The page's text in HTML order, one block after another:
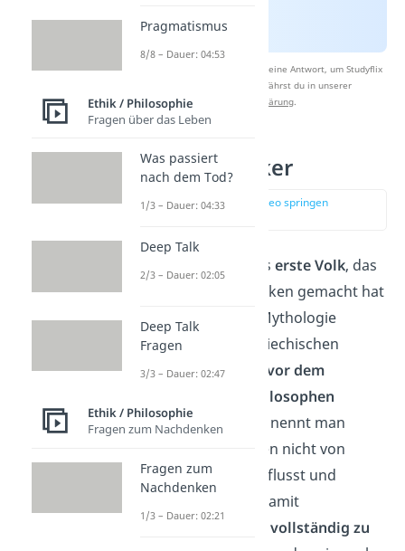
Nach Beantwortung speichern wir deine Antwort, um Studyflix
zu verbessern. Mehr dazu erfährst du in unserer
Datenschutzerklärung.
Die Vorsokratiker
zur Stelle im Video springen
Die Griechen waren das erste Volk, das
sich um die Welt Gedanken gemacht hat
und dabei nicht in die Mythologie
ausgewichen ist. Die griechischen
Philosophen, die dabei vor dem
berühmten antiken Philosophen
Sokratesgelebt haben, nennt man
. Sie waren nicht von
seiner Sichtweise beeinflusst und
setzten sich viel mehr damit
auseinander, die
Natur vollständig zu
Pragmatismus
8/8 – Dauer: 04:53
Ethik / Philosophie
Fragen über das Leben
Was passiert
nach dem Tod?
1/3 – Dauer: 04:33
Deep Talk
2/3 – Dauer: 02:05
Deep Talk
Fragen
3/3 – Dauer: 02:47
Ethik / Philosophie
Fragen zum Nachdenken
Fragen zum
Nachdenken
1/3 – Dauer: 02:21